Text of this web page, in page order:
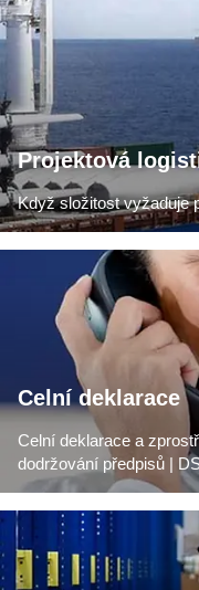
Projektová
Když složitost vyžaduje
Celní deklarace
Celní deklarace a
dodržování předpisů |